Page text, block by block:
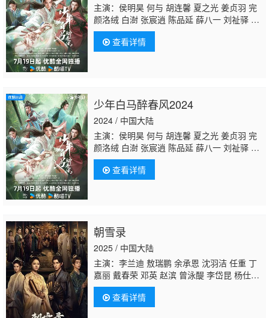
主演：侯明昊 何与 胡连馨 夏之光 姜贞羽 完
颜洛绒 白澍 张宸逍 陈品延 薛八一 刘祉驿 朱
正廷 邱心志 佟梦实 吴岱融 黄奕 阳兵卓 曹曦
月程泓鑫邓超元 肖凯中 黑泽 孙泽源 蒋恺 言
杰 于欣禾 修庆 范诗然 彭雅琦 虞祎杰 边天
查看详情
少年白马醉春风2024
2024 / 中国大陆
主演：侯明昊 何与 胡连馨 夏之光 姜贞羽 完
颜洛绒 白澍 张宸逍 陈品延 薛八一 刘祉驿 朱
正廷 邱心志 佟梦实 吴岱融 黄奕 阳兵卓 曹曦
月程泓鑫邓超元 肖凯中 黑泽 孙泽源 蒋恺 言
杰 于欣禾 修庆 范诗然 彭雅琦 虞祎杰 边天
查看详情
朝雪录
2025 / 中国大陆
主演：李兰迪 敖瑞鹏 余承恩 沈羽洁 任重 丁
嘉丽 戴春荣 邓英 赵滨 曾泳醍 李岱昆 杨仕
泽 恬妞 李晟 胡小庭 李彧 季肖冰 金九熹 郑
奇 李世鹏程泓鑫
宁 王俊笔 潘珺雅 崔宝月 胡亦瑶
查看详情